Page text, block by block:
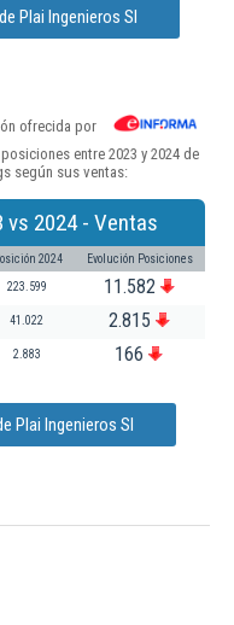
Plai Ingenieros Sl
ofrecida por
entre 2023 y 2024 de
según sus ventas:
2024 - Ventas
2024 Evolución Posiciones
223.599 11.582
41.022 2.815
2.883 166
Plai Ingenieros Sl